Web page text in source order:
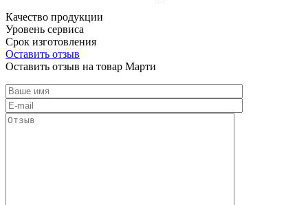
Качество продукции
Уровень сервиса
Срок изготовления
Оставить отзыв
Оставить отзыв на товар Марти